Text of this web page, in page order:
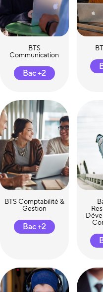
BTS
Communication
Bac +2
BTS Comptabilité &
Gestion
Bac +2